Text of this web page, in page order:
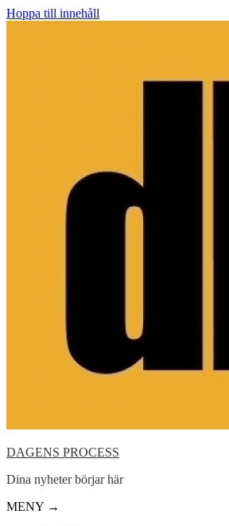
Hoppa till innehåll
DAGENS PROCESS
Dina nyheter börjar här
MENY →